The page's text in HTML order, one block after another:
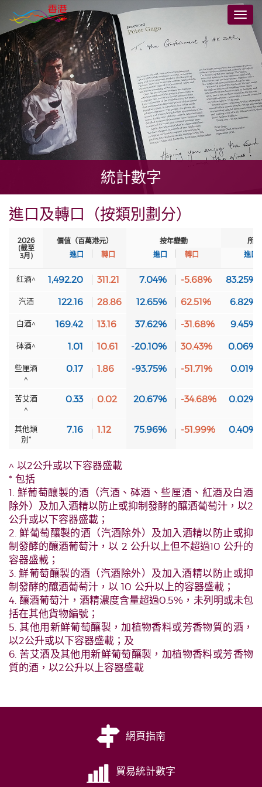
至
主
要
內
容
切
統計數字
進口及轉口（按類別劃分）
2026
(截至
3月)
價值（百萬港元） 按年變動
所
進口
轉口 進口 轉口 進口
红酒^ 1,492.20 311.21 7.04% -5.68% 83.25%
汽酒 122.16 28.86 12.65% 62.51% 6.82%
白酒^ 169.42 13.16 37.62% -31.68% 9.45%
砵酒^ 1.01 10.61 -20.10% 30.43% 0.06%
些厘酒
^
0.17 1.86 -93.75% -51.71% 0.01%
苦艾酒
^
0.33 0.02 20.67% -34.68% 0.02%
其他類
別*
7.16 1.12 75.96% -51.99% 0.40%
^ 以2公升或以下容器盛載
* 包括
1. 鮮葡萄釀製的酒（汽酒、砵酒、些厘酒、紅酒及白酒
除外）及加入酒精以防止或抑制發酵的釀酒葡萄汁，以2
公升或以下容器盛載；
2. 鮮葡萄釀製的酒（汽酒除外）及加入酒精以防止或抑
制發酵的釀酒葡萄汁，以 2 公升以上但不超過10 公升的
容器盛載；
3. 鮮葡萄釀製的酒（汽酒除外）及加入酒精以防止或抑
制發酵的釀酒葡萄汁，以 10 公升以上的容器盛載；
4. 釀酒葡萄汁，酒精濃度含量超過0.5%，未列明或未包
括在其他貨物編號；
5. 其他用新鮮葡萄釀製，加植物香料或芳香物質的酒，
以2公升或以下容器盛載；及
6. 苦艾酒及其他用新鮮葡萄釀製，加植物香料或芳香物
質的酒，以2公升以上容器盛載
網頁指南
貿易統計數字